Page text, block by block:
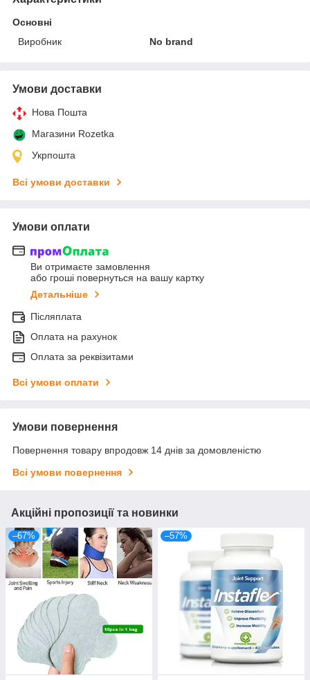
Основні
Виробник
No brand
Умови доставки
Нова Пошта
Магазини Rozetka
Укрпошта
Всі умови доставки
Умови оплати
Ви отримаєте замовлення
або гроші повернуться на вашу картку
Детальніше
Післяплата
Оплата на рахунок
Оплата за реквізитами
Всі умови оплати
Умови повернення
Повернення товару впродовж 14 днів за домовленістю
Всі умови повернення
Акційні пропозиції та новинки
–67% –57%